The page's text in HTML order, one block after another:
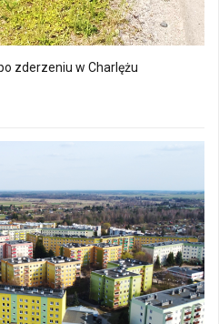
zderzeniu w Charlężu